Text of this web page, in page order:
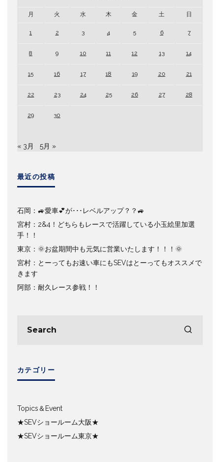
月 火 水 木 金 土 日
1 2 3 4 5 6 7
8 9 10 11 12 13 14
15 16 17 18 19 20 21
22 23 24 25 26 27 28
29 30
« 3月 5月 »
最近の投稿
石岡：🚙愛車💕が･･･レベルアップ？？🚙
宮村：2&4！どちらもレースで活躍している小玉絵里加選
手！！
東京：🌞お盆期間中も元気に営業いたします！！！🌞
宮村：とーってもお速い車にもSEVはとーってもオススメで
きます
阿部：耐久レース参戦！！
カテゴリー
Topics＆Event
★SEVショールーム大阪★
★SEVショールーム東京★